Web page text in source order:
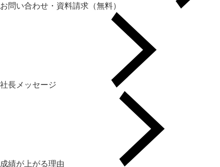
お問い合わせ・資料請求（無料）
社長メッセージ
成績が上がる理由